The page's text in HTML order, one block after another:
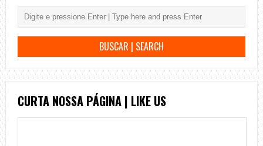
CURTA NOSSA PÁGINA | LIKE US